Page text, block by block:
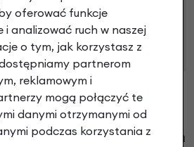
Ostateczna decyzja o warunkach
podjęta po ocenie
pytania o ten
oferować funkcje
i analizować ruch w naszej
o tym, jak korzystasz z
partnerom
reklamowym i
mogą połączyć te
danymi otrzymanymi od
podczas korzystania z